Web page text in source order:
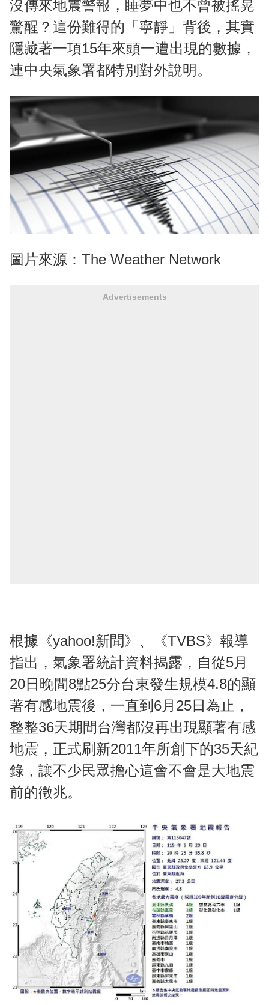
t
e
沒傳來地震警報，睡夢中也不曾被搖晃
驚醒？這份難得的「寧靜」背後，其實
隱藏著一項15年來頭一遭出現的數據，
連中央氣象署都特別對外說明。
圖片來源：The Weather Network
Advertisements
根據《yahoo!新聞》、《TVBS》報導
指出，氣象署統計資料揭露，自從5月
20日晚間8點25分台東發生規模4.8的顯
著有感地震後，一直到6月25日為止，
整整36天期間台灣都沒再出現顯著有感
地震，正式刷新2011年所創下的35天紀
錄，讓不少民眾擔心這會不會是大地震
前的徵兆。